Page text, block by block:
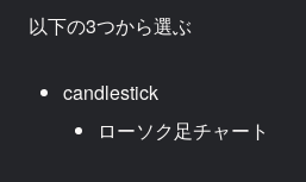
以下の3つから選ぶ
candlestick
ローソク足チャート